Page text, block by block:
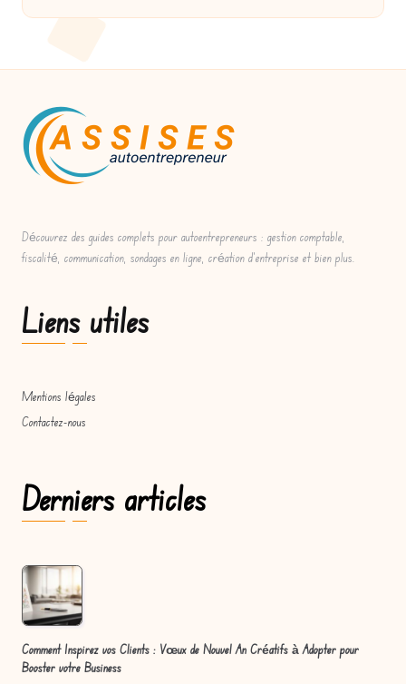
Découvrez des guides complets pour autoentrepreneurs : gestion comptable,
fiscalité, communication, sondages en ligne, création d'entreprise et bien plus.
Liens utiles
Mentions légales
Contactez-nous
Derniers articles
Comment Inspirez vos Clients : Vœux de Nouvel An Créatifs à Adopter pour
Booster votre Business